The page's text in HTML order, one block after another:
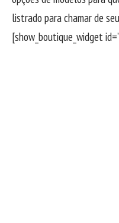
listrado para chamar de
[show_boutique_widget